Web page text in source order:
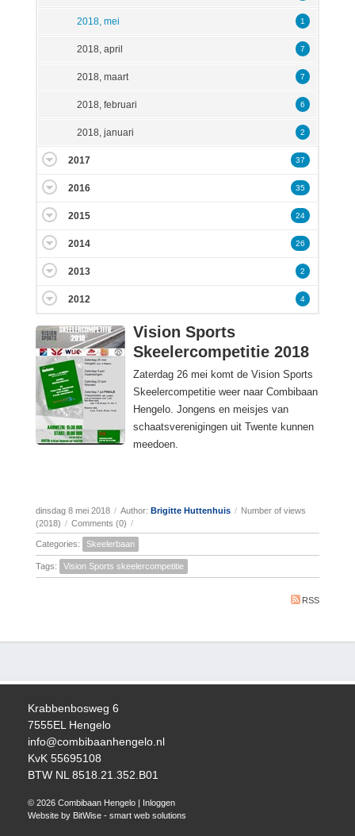
Vision Sports
Skeelercompetitie 2018
Zaterdag 26 mei komt de Vision Sports
Skeelercompetitie weer naar Combibaan
Hengelo. Jongens en meisjes van
schaatsverenigingen uit Twente kunnen
meedoen.
dinsdag 8 mei 2018 / Author: Brigitte Huttenhuis / Number of views
(2018) / Comments (0) /
Categories: Skeelerbaan
Tags: Vision Sports skeelercompetitie
RSS
2018, mei 1
2018, april 7
2018, maart 7
2018, februari 6
2018, januari 2
2017 37
2016 35
2015 24
2014 26
2013 2
2012 4
Krabbenbosweg 6
7555EL Hengelo
info@combibaanhengelo.nl
KvK 55695108
BTW NL 8518.21.352.B01
© 2026 Combibaan Hengelo | Inloggen
Website by BitWise - smart web solutions